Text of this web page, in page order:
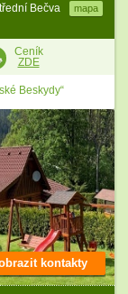
Bečva mapa
Ceník
ZDE
Beskydy“
kontakty